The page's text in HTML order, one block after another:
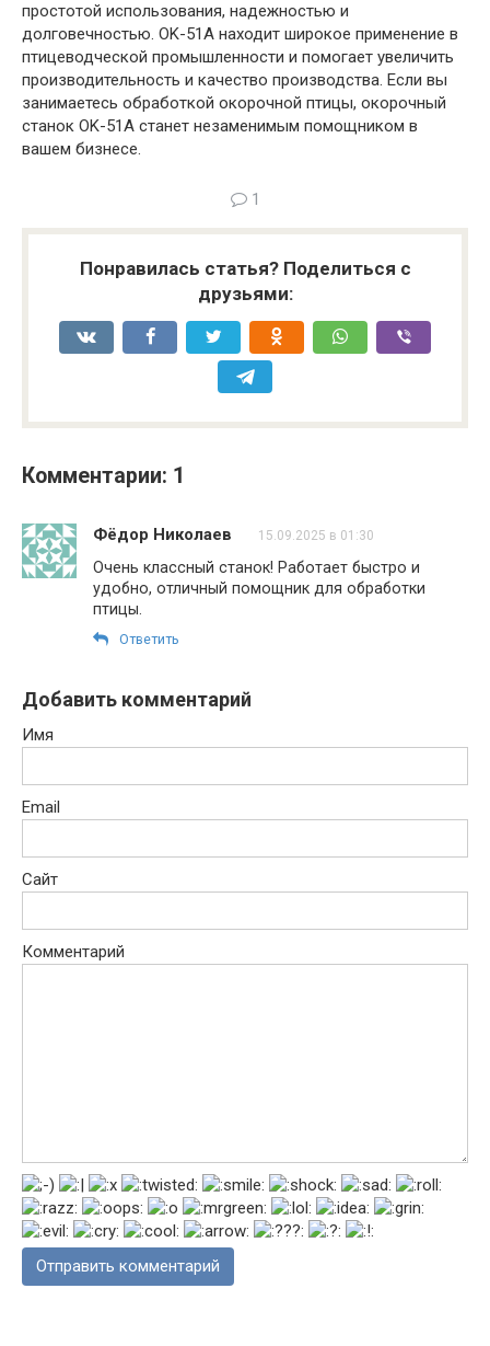
простотой использования, надежностью и
долговечностью. OK-51A находит широкое применение в
птицеводческой промышленности и помогает увеличить
производительность и качество производства. Если вы
занимаетесь обработкой окорочной птицы, окорочный
станок OK-51A станет незаменимым помощником в
вашем бизнесе.
1
Понравилась статья? Поделиться с
друзьями:
Комментарии: 1
Фёдор Николаев 15.09.2025 в 01:30
Очень классный станок! Работает быстро и
удобно, отличный помощник для обработки
птицы.
Ответить
Добавить комментарий
Имя
Email
Сайт
Комментарий